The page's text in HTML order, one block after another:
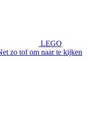
LEGO
zo tof om naar te kijken